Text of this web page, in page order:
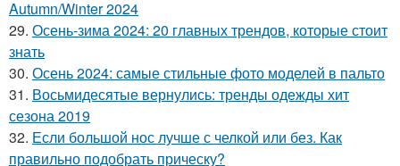
Autumn/Winter 2024
29. Осень-зима 2024: 20 главных трендов, которые стоит
знать
30. Осень 2024: самые стильные фото моделей в пальто
31. Восьмидесятые вернулись: тренды одежды хит
сезона 2019
32. Если большой нос лучше с челкой или без. Как
правильно подобрать прическу?